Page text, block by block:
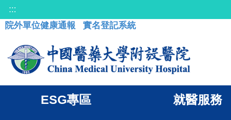
:::
院外單位健康通報
實名登記系統
ESG專區 就醫服務